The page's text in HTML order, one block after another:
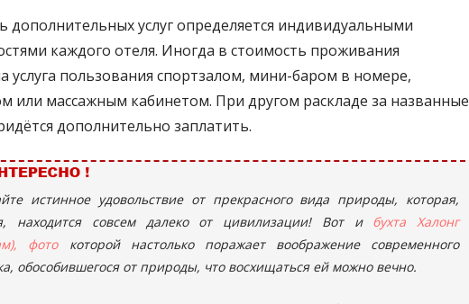
дополнительных услуг определяется индивидуальными
каждого отеля. Иногда в стоимость проживания
услуга пользования спортзалом, мини-баром в номере,
или массажным кабинетом. При другом раскладе за названные
дополнительно заплатить.
истинное удовольствие от прекрасного вида природы, которая,
находится совсем далеко от цивилизации! Вот и бухта Халонг
фотокоторой настолько поражает воображение современного
обособившегося от природы, что восхищаться ей можно вечно.